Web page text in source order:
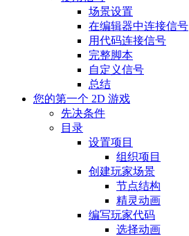
场景设置
在编辑器中连接信号
用代码连接信号
完整脚本
自定义信号
总结
您的第一个 2D 游戏
先决条件
目录
设置项目
组织项目
创建玩家场景
节点结构
精灵动画
编写玩家代码
选择动画